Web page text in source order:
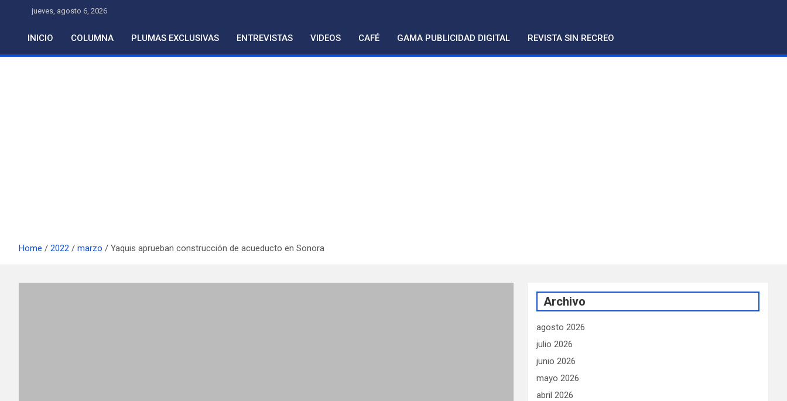
content
jueves, agosto 6, 2026
INICIO COLUMNA PLUMAS EXCLUSIVAS ENTREVISTAS VIDEOS CAFÉ GAMA PUBLICIDAD DIGITAL REVISTA SIN RECREO
Home 2022 marzo Yaquis aprueban construcción de acueducto en Sonora
Archivo
agosto 2026
julio 2026
junio 2026
mayo 2026
abril 2026